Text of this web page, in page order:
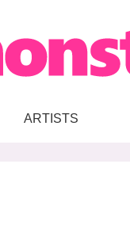
ARTISTS